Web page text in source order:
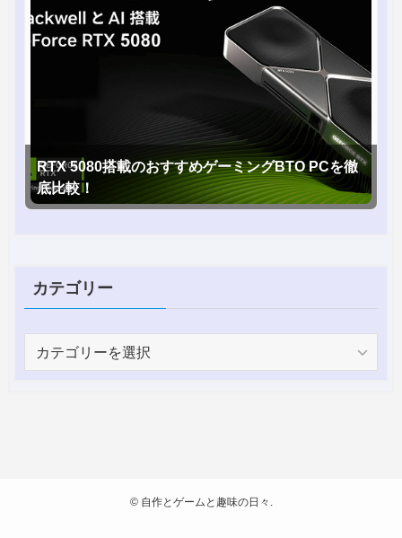
RTX 5080搭載のおすすめゲーミングBTO PCを徹
底比較！
カテゴリー
©自作とゲームと趣味の日々.